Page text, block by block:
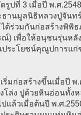
ปที่ 3 เมื่อปี พ.ศ
ธานมูลนิธิหลวงปู่จัน
ด้ร่วมกันก่อสร้างพิ
) เพื่อให้อนุชนรุ่นห
ระโยชน์คุณูปการแก่
เริ่มก่อสร้างขึ้นเมื่อปี พ
โล่ง ปูด้วยหินอ่อนทั้ง
แล้วเมื่อต้นปี พ.ศ